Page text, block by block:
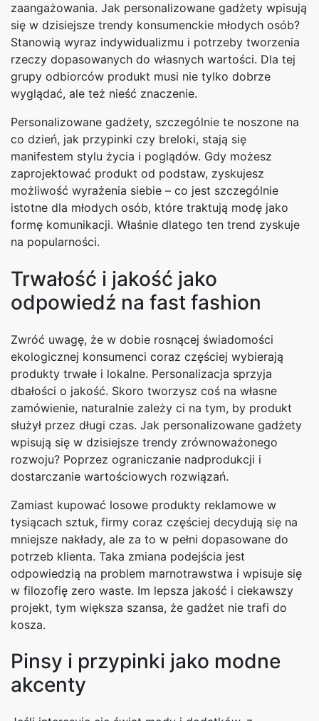
zaangażowania. Jak personalizowane gadżety wpisują
się w dzisiejsze trendy konsumenckie młodych osób?
Stanowią wyraz indywidualizmu i potrzeby tworzenia
rzeczy dopasowanych do własnych wartości. Dla tej
grupy odbiorców produkt musi nie tylko dobrze
wyglądać, ale też nieść znaczenie.
Personalizowane gadżety, szczególnie te noszone na
co dzień, jak przypinki czy breloki, stają się
manifestem stylu życia i poglądów. Gdy możesz
zaprojektować produkt od podstaw, zyskujesz
możliwość wyrażenia siebie – co jest szczególnie
istotne dla młodych osób, które traktują modę jako
formę komunikacji. Właśnie dlatego ten trend zyskuje
na popularności.
Trwałość i jakość jako
odpowiedź na fast fashion
Zwróć uwagę, że w dobie rosnącej świadomości
ekologicznej konsumenci coraz częściej wybierają
produkty trwałe i lokalne. Personalizacja sprzyja
dbałości o jakość. Skoro tworzysz coś na własne
zamówienie, naturalnie zależy ci na tym, by produkt
służył przez długi czas. Jak personalizowane gadżety
wpisują się w dzisiejsze trendy zrównoważonego
rozwoju? Poprzez ograniczanie nadprodukcji i
dostarczanie wartościowych rozwiązań.
Zamiast kupować losowe produkty reklamowe w
tysiącach sztuk, firmy coraz częściej decydują się na
mniejsze nakłady, ale za to w pełni dopasowane do
potrzeb klienta. Taka zmiana podejścia jest
odpowiedzią na problem marnotrawstwa i wpisuje się
w filozofię zero waste. Im lepsza jakość i ciekawszy
projekt, tym większa szansa, że gadżet nie trafi do
kosza.
Pinsy i przypinki jako modne
akcenty